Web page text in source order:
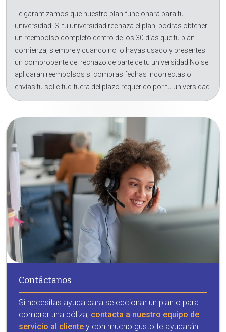
Te garantizamos que nuestro plan funcionará para tu
universidad. Si tu universidad rechaza el plan, podras obtener
un reembolso completo dentro de los 30 días que tu plan
comienza, siempre y cuando no lo hayas usado y presentes
un comprobante del rechazo de parte de tu universidad.No se
aplicaran reembolsos si compras fechas incorrectas o
envías tu solicitud fuera del plazo requerido por tu universidad.
Contáctanos
Si necesitas ayuda para seleccionar un plan o para
comprar una póliza, contacta a nuestro equipo de
servicio al cliente y con mucho gusto te ayudarán.